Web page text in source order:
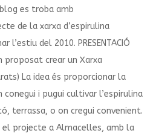
es troba amb
de la xarxa d’espirulina
l’estiu del 2010. PRESENTACIÓ
proposat crear un Xarxa
La idea és proporcionar la
i pugui cultivar l’espirulina
terrassa, o on cregui convenient.
projecte a Almacelles, amb la